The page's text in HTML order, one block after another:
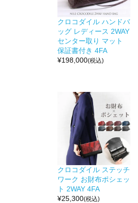
クロコダイル ハンドバ
ッグ レディース 2WAY
センター取り マット
保証書付き 4FA
¥198,000(税込)
クロコダイル ステッチ
ワーク お財布ポシェッ
ト 2WAY 4FA
¥25,300(税込)